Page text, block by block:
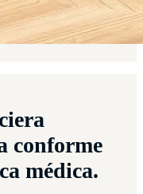
conforme
médica.